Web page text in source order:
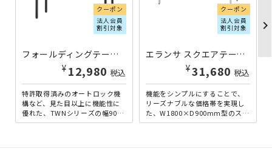
クーポン
法人会員
割引対象
フォールディングテーブル TWNシリーズ W900×D450×H700 ナチュラル FI-TWN0945V-NA | 616392
¥ 12,980 税込
特許取得済みのオートロック機
構など、見た目以上に機能性に
優れた、TWNシリーズの幅900
×奥行450mmタイプです。他で
クーポン
法人会員
割引対象
エランサ スクエアテーブル W1800×D900×H700 ナチュラル LO-LBS1890-NA | 186778
¥31,680 税込
機能をシンプルにすることで、
リーズナブルな価格帯を実現し
た、W1800×D900mm型のスク
エアテーブル。余計な主張をし
chevron_right